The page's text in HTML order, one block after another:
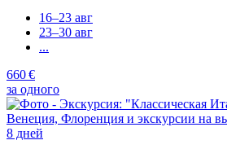
16–23 авг
23–30 авг
...
660 €
за одного
8 дней